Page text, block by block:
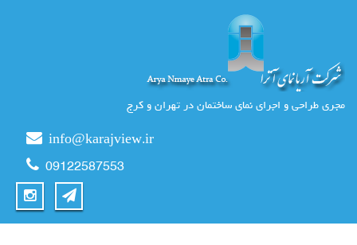
مجری طراحی و اجرای نمای ساختمان در تهران و کرج
info@karajview.ir
09122587553